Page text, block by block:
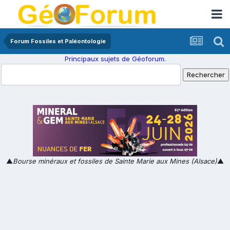
Forum Fossiles et Paléontologie
Principaux sujets de Géoforum.
▲Bourse minéraux et fossiles de Sainte Marie aux Mines (Alsace)▲